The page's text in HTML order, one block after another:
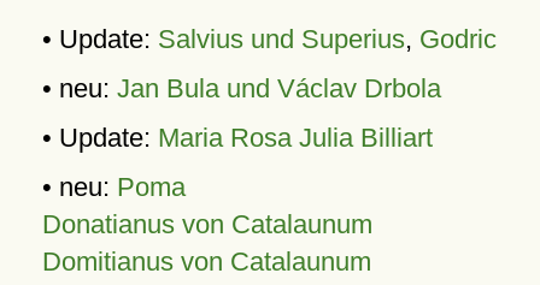
• Update: Salvius und Superius, Godric
• neu: Jan Bula und Václav Drbola
• Update: Maria Rosa Julia Billiart
• neu: Poma
Donatianus von Catalaunum
Domitianus von Catalaunum